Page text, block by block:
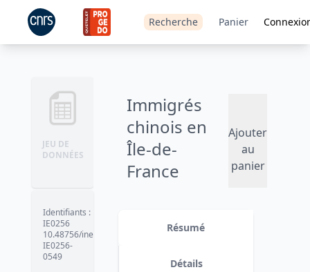
Recherche Panier
JEU DE
DONNÉES
Immigrés
chinois en
Île-de-
France
Ajouter
au
panier
Identifiants :
IE0256
10.48756/ined-
IE0256-
0549
Résumé
Détails